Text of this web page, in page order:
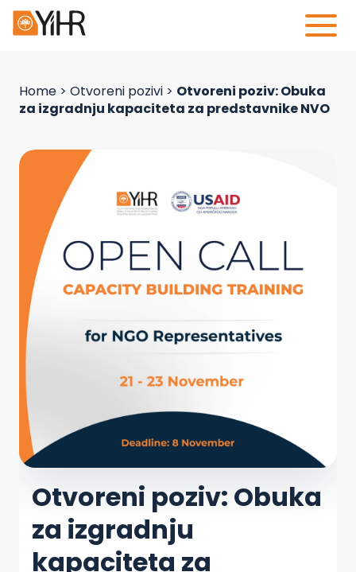
Home > Otvoreni pozivi > Otvoreni poziv: Obuka
za izgradnju kapaciteta za predstavnike NVO
Otvoreni poziv: Obuka
za izgradnju
kapaciteta za